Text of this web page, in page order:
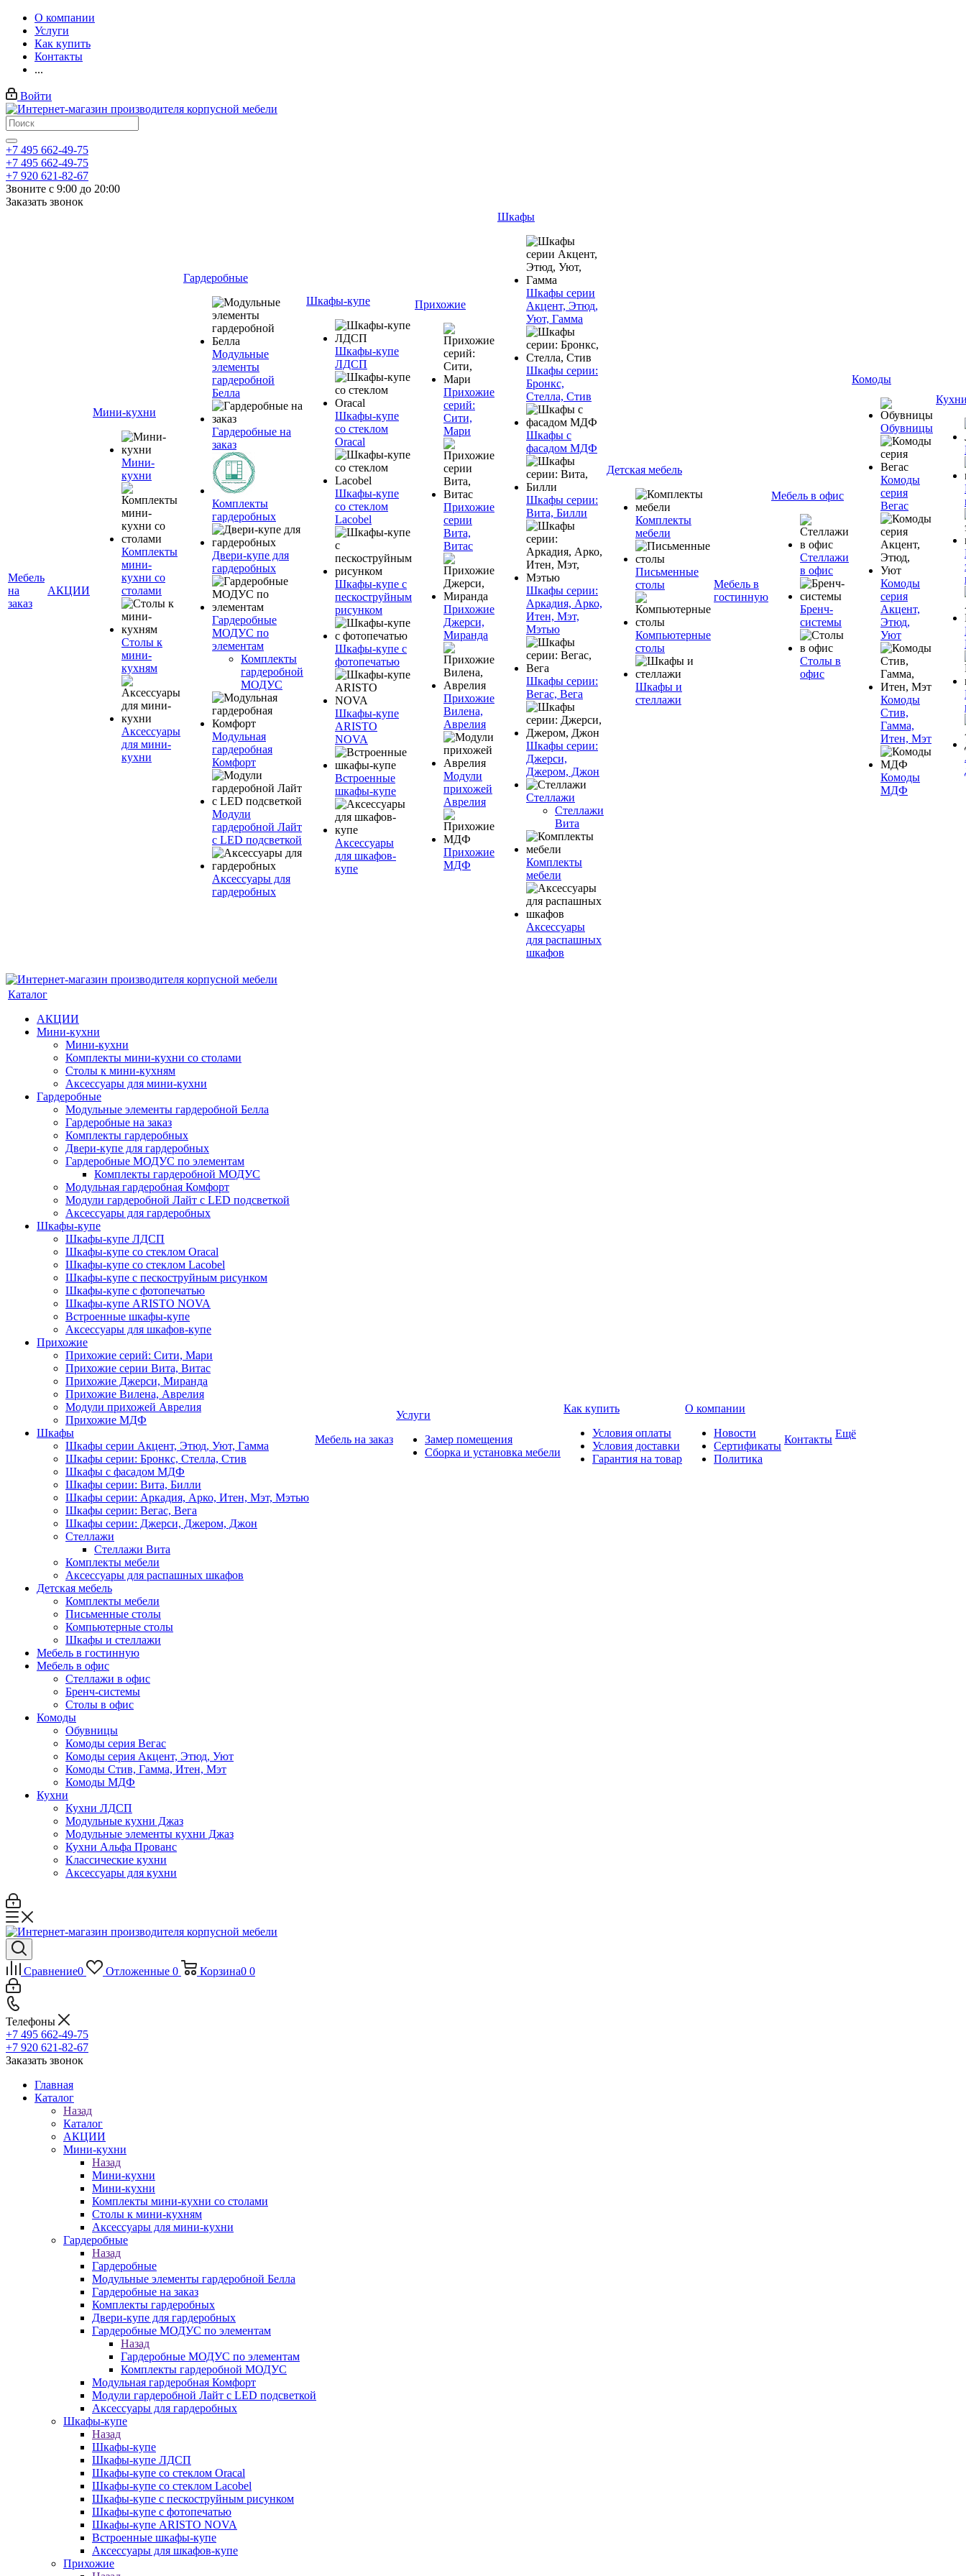
О компании
Услуги
Как купить
Контакты
...
Войти
+7 495 662-49-75
+7 495 662-49-75
+7 920 621-82-67
Звоните с 9:00 до 20:00
Заказать звонок
Мебель
на
заказ
АКЦИИ
Мини-кухни
Мини-
кухни
Комплекты
мини-
кухни со
столами
Столы к
мини-
кухням
Аксессуары
для мини-
кухни
Гардеробные
Модульные
элементы
гардеробной
Белла
Гардеробные на
заказ
Комплекты
гардеробных
Двери-купе для
гардеробных
Гардеробные
МОДУС по
элементам
Комплекты
гардеробной
МОДУС
Модульная
гардеробная
Комфорт
Модули
гардеробной Лайт
с LED подсветкой
Аксессуары для
гардеробных
Шкафы-купе
Шкафы-купе
ЛДСП
Шкафы-купе
со стеклом
Oracal
Шкафы-купе
со стеклом
Lacobel
Шкафы-купе с
пескоструйным
рисунком
Шкафы-купе с
фотопечатью
Шкафы-купе
ARISTO
NOVA
Встроенные
шкафы-купе
Аксессуары
для шкафов-
купе
Прихожие
Прихожие
серий:
Сити,
Мари
Прихожие
серии
Вита,
Витас
Прихожие
Джерси,
Миранда
Прихожие
Вилена,
Аврелия
Модули
прихожей
Аврелия
Прихожие
МДФ
Шкафы
Шкафы серии
Акцент, Этюд,
Уют, Гамма
Шкафы серии:
Бронкс,
Стелла, Стив
Шкафы с
фасадом МДФ
Шкафы серии:
Вита, Билли
Шкафы серии:
Аркадия, Арко,
Итен, Мэт,
Мэтью
Шкафы серии:
Вегас, Вега
Шкафы серии:
Джерси,
Джером, Джон
Стеллажи
Стеллажи
Вита
Комплекты
мебели
Аксессуары
для распашных
шкафов
Детская мебель
Комплекты
мебели
Письменные
столы
Компьютерные
столы
Шкафы и
стеллажи
Мебель в
гостинную
Мебель в офис
Стеллажи
в офис
Бренч-
системы
Столы в
офис
Комоды
Обувницы
Комоды
серия
Вегас
Комоды
серия
Акцент,
Этюд,
Уют
Комоды
Стив,
Гамма,
Итен, Мэт
Комоды
МДФ
Каталог
АКЦИИ
Мини-кухни
Мини-кухни
Комплекты мини-кухни со столами
Столы к мини-кухням
Аксессуары для мини-кухни
Гардеробные
Модульные элементы гардеробной Белла
Гардеробные на заказ
Комплекты гардеробных
Двери-купе для гардеробных
Гардеробные МОДУС по элементам
Комплекты гардеробной МОДУС
Модульная гардеробная Комфорт
Модули гардеробной Лайт с LED подсветкой
Аксессуары для гардеробных
Шкафы-купе
Шкафы-купе ЛДСП
Шкафы-купе со стеклом Oracal
Шкафы-купе со стеклом Lacobel
Шкафы-купе с пескоструйным рисунком
Шкафы-купе с фотопечатью
Шкафы-купе ARISTO NOVA
Встроенные шкафы-купе
Аксессуары для шкафов-купе
Прихожие
Прихожие серий: Сити, Мари
Прихожие серии Вита, Витас
Прихожие Джерси, Миранда
Прихожие Вилена, Аврелия
Модули прихожей Аврелия
Прихожие МДФ
Шкафы
Шкафы серии Акцент, Этюд, Уют, Гамма
Шкафы серии: Бронкс, Стелла, Стив
Шкафы с фасадом МДФ
Шкафы серии: Вита, Билли
Шкафы серии: Аркадия, Арко, Итен, Мэт, Мэтью
Шкафы серии: Вегас, Вега
Шкафы серии: Джерси, Джером, Джон
Стеллажи
Стеллажи Вита
Комплекты мебели
Аксессуары для распашных шкафов
Детская мебель
Комплекты мебели
Письменные столы
Компьютерные столы
Шкафы и стеллажи
Мебель в гостинную
Мебель в офис
Стеллажи в офис
Бренч-системы
Столы в офис
Комоды
Обувницы
Комоды серия Вегас
Комоды серия Акцент, Этюд, Уют
Комоды Стив, Гамма, Итен, Мэт
Комоды МДФ
Кухни
Кухни ЛДСП
Модульные кухни Джаз
Модульные элементы кухни Джаз
Кухни Альфа Прованс
Классические кухни
Аксессуары для кухни
Мебель на заказ
Услуги
Замер помещения
Сборка и установка мебели
Как купить
Условия оплаты
Условия доставки
Гарантия на товар
О компании
Новости
Сертификаты
Политика
Контакты Ещё
Сравнение0 Отложенные 0 Корзина0 0
Телефоны
+7 495 662-49-75
+7 920 621-82-67
Заказать звонок
Главная
Каталог
Назад
Каталог
АКЦИИ
Мини-кухни
Назад
Мини-кухни
Мини-кухни
Комплекты мини-кухни со столами
Столы к мини-кухням
Аксессуары для мини-кухни
Гардеробные
Назад
Гардеробные
Модульные элементы гардеробной Белла
Гардеробные на заказ
Комплекты гардеробных
Двери-купе для гардеробных
Гардеробные МОДУС по элементам
Назад
Гардеробные МОДУС по элементам
Комплекты гардеробной МОДУС
Модульная гардеробная Комфорт
Модули гардеробной Лайт с LED подсветкой
Аксессуары для гардеробных
Шкафы-купе
Назад
Шкафы-купе
Шкафы-купе ЛДСП
Шкафы-купе со стеклом Oracal
Шкафы-купе со стеклом Lacobel
Шкафы-купе с пескоструйным рисунком
Шкафы-купе с фотопечатью
Шкафы-купе ARISTO NOVA
Встроенные шкафы-купе
Аксессуары для шкафов-купе
Прихожие